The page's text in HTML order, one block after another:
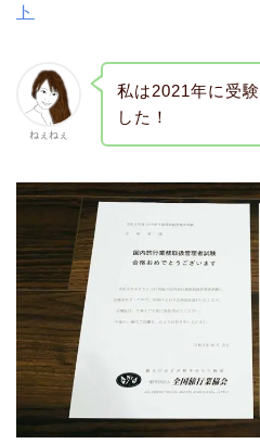
ト
ねぇねぇ
私は2021年に受
した！